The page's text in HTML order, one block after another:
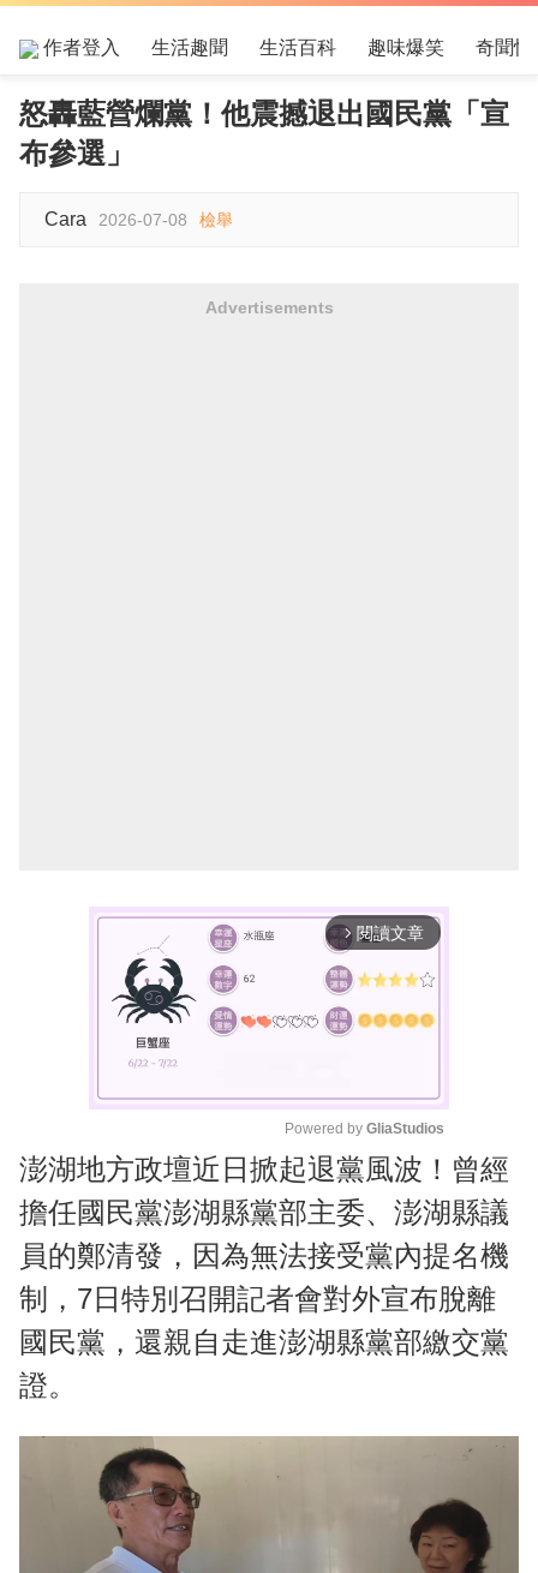
作者登入 生活趣聞 生活百科 趣味爆笑 奇聞怪
怒轟藍營爛黨！他震撼退出國民黨「宣
布參選」
Cara 2026-07-08 檢舉
Advertisements
arrow_forward_ios 閱讀文章
M
t
e
Powered by GliaStudios
澎湖地方政壇近日掀起退黨風波！曾經
擔任國民黨澎湖縣黨部主委、澎湖縣議
員的鄭清發，因為無法接受黨內提名機
制，7日特別召開記者會對外宣布脫離
國民黨，還親自走進澎湖縣黨部繳交黨
證。